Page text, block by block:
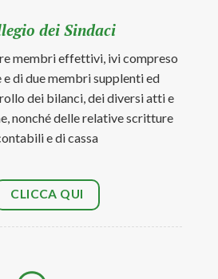
dei Sindaci
membri effettivi, ivi compreso
e di due membri supplenti ed
dei bilanci, dei diversi atti e
nonché delle relative scritture
e di cassa
CLICCA QUI